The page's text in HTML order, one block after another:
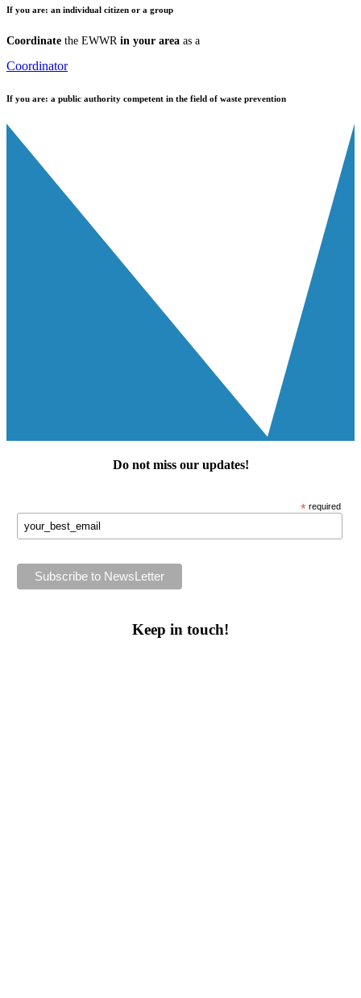
If you are: an individual citizen or a group
Coordinate the EWWR in your area as a
Coordinator
If you are: a public authority competent in the field of waste prevention
Do not miss our updates!
* required
Keep in touch!